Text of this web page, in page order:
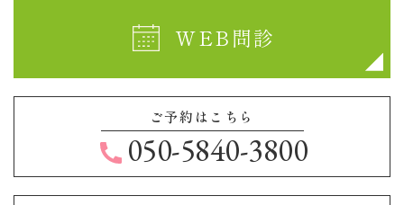
WEB問診
ご予約はこちら
050-5840-3800